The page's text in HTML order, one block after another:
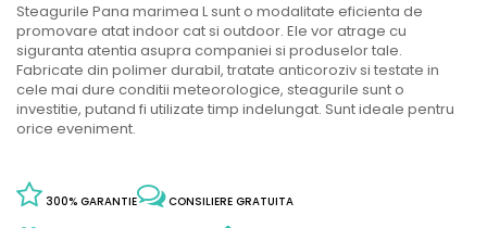
Steagurile Pana marimea L sunt o modalitate eficienta de
promovare atat indoor cat si outdoor. Ele vor atrage cu
siguranta atentia asupra companiei si produselor tale.
Fabricate din polimer durabil, tratate anticoroziv si testate in
cele mai dure conditii meteorologice, steagurile sunt o
investitie, putand fi utilizate timp indelungat. Sunt ideale pentru
orice eveniment.
300% GARANTIE CONSILIERE GRATUITA